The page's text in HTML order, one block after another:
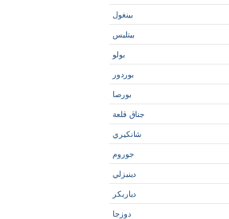
بينغول
بيتليس
بولو
بوردور
بورصا
جناق قلعة
شانكيري
جوروم
دينيزلي
دياربكر
دوزجا